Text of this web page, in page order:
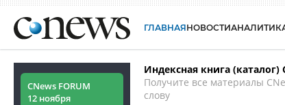
ГЛАВНАЯНОВОСТИ
CNews FORUM
12 ноября
Индексная книга (каталог)
Получите все материалы
слову